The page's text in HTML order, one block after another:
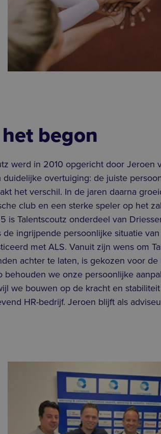
begon
werd in 2010 opgericht door Jeroen
duidelijke overtuiging: de juiste
het verschil. In de jaren daarna
club en een sterke speler op het
is Talentscoutz onderdeel van
de ingrijpende persoonlijke situatie
met ALS. Vanuit zijn wens om
achter te laten, is gekozen voor
behouden we onze persoonlijke
we bouwen op de kracht en
HR-bedrijf. Jeroen blijft als